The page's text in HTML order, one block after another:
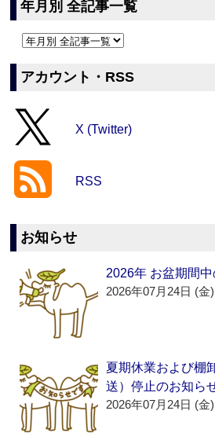
年月別 全記事一覧
アカウント・RSS
X (Twitter)
RSS
お知らせ
2026年 お盆期間
2026年07月24日 (金)
夏期休業および棚
送）停止のお知ら
2026年07月24日 (金)